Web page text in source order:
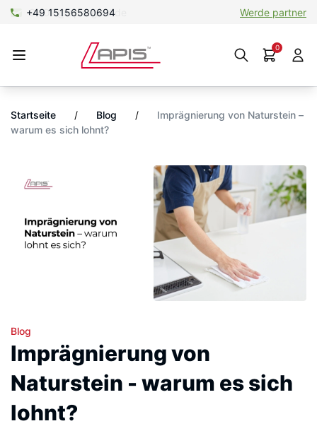
+49 15156580694 Werde partner
0
Startseite / Blog /
Imprägnierung von Naturstein –
warum es sich lohnt?
Blog
Imprägnierung von
Naturstein - warum es sich
lohnt?